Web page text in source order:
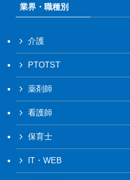
業界・職種別
介護
PTOTST
薬剤師
看護師
保育士
IT・WEB